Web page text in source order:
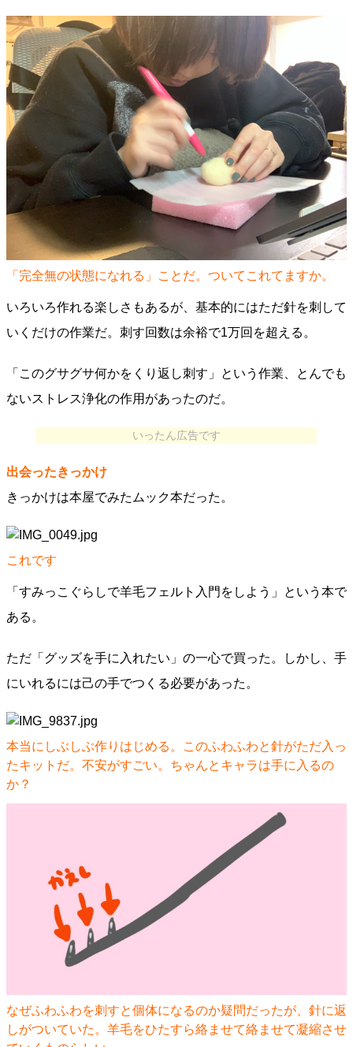
「完全無の状態になれる」ことだ。ついてこれてますか。
いろいろ作れる楽しさもあるが、基本的にはただ針を刺して
いくだけの作業だ。刺す回数は余裕で1万回を超える。
「このグサグサ何かをくり返し刺す」という作業、とんでも
ないストレス浄化の作用があったのだ。
いったん広告です
出会ったきっかけ
きっかけは本屋でみたムック本だった。
これです
「すみっこぐらしで羊毛フェルト入門をしよう」という本で
ある。
ただ「グッズを手に入れたい」の一心で買った。しかし、手
にいれるには己の手でつくる必要があった。
本当にしぶしぶ作りはじめる。このふわふわと針がただ入っ
たキットだ。不安がすごい。ちゃんとキャラは手に入るの
か？
なぜふわふわを刺すと個体になるのか疑問だったが、針に返
しがついていた。羊毛をひたすら絡ませて絡ませて凝縮させ